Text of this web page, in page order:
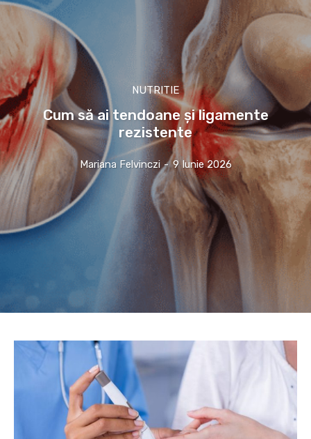
NUTRITIE
Cum să ai tendoane şi ligamente
rezistente
Mariana Felvinczi - 9 Iunie 2026